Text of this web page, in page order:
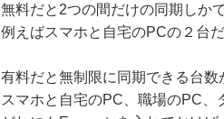
無料だと2つの間だけの同期しか
例えばスマホと自宅のPCの２台
有料だと無制限に同期できる台数
スマホと自宅のPC、職場のPC、